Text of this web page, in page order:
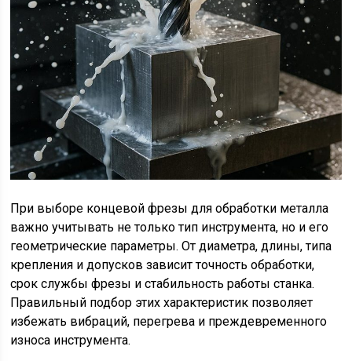
При выборе концевой фрезы для обработки металла
важно учитывать не только тип инструмента, но и его
геометрические параметры. От диаметра, длины, типа
крепления и допусков зависит точность обработки,
срок службы фрезы и стабильность работы станка.
Правильный подбор этих характеристик позволяет
избежать вибраций, перегрева и преждевременного
износа инструмента.